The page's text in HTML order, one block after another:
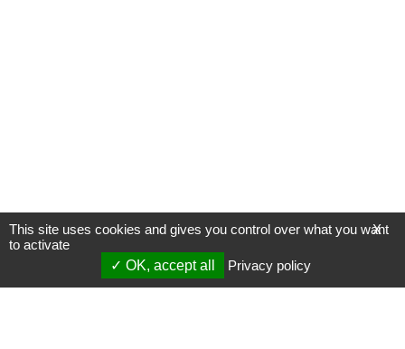
X
This site uses cookies and gives you control over what you want
to activate
OK, accept all
Privacy policy